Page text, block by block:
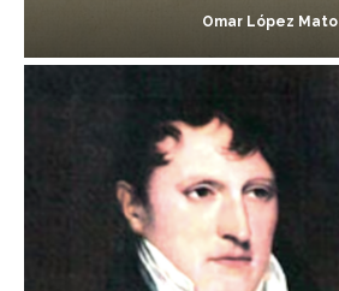
Omar López Mato